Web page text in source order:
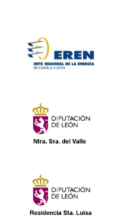
Autoevaluación y
Elaboración
Memoria EFQM
600+
Autoevaluación
EFQM
Autoevaluación y
Elaboración
Memoria EFQM